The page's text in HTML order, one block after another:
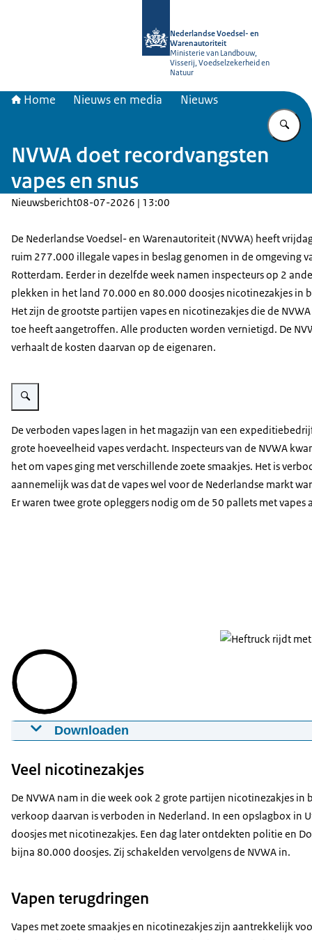
Nederlandse Voedsel- en
Warenautoriteit
Ministerie van Landbouw,
Visserij, Voedselzekerheid en
Natuur
Home Nieuws en media Nieuws
NVWA doet recordvangsten
vapes en snus
Nieuwsbericht08-07-2026 | 13:00
De Nederlandse Voedsel- en Warenautoriteit (NVWA) heeft
ruim 277.000 illegale vapes in beslag genomen in de omgeving
Rotterdam. Eerder in dezelfde week namen inspecteurs op 2
plekken in het land 70.000 en 80.000 doosjes nicotinezakjes in
Het zijn de grootste partijen vapes en nicotinezakjes die de
toe heeft aangetroffen. Alle producten worden vernietigd. De
verhaalt de kosten daarvan op de eigenaren.
Vergroot afbeelding Magazijn van een expeditiebedrijf
De verboden vapes lagen in het magazijn van een
grote hoeveelheid vapes verdacht. Inspecteurs van de NVWA
het om vapes ging met verschillende zoete smaakjes. Het is
aannemelijk was dat de vapes wel voor de Nederlandse markt
Er waren twee grote opleggers nodig om de 50 pallets met vapes
Downloaden
08-07-2026 00:00:28mp4
Download
Veel nicotinezakjes
De NVWA nam in die week ook 2 grote partijen nicotinezakjes in
verkoop daarvan is verboden in Nederland. In een opslagbox
doosjes met nicotinezakjes. Een dag later ontdekten politie en
bijna 80.000 doosjes. Zij schakelden vervolgens de NVWA in.
Vapen terugdringen
Vapes met zoete smaakjes en nicotinezakjes zijn aantrekkelijk